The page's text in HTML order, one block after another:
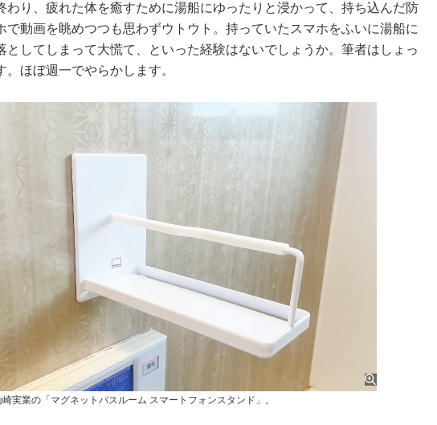
り、疲れた体を癒すために湯船にゆったりと浸かって、持ち込んだ防
で動画を眺めつつも思わずウトウト。持っていたスマホをふいに湯船に
としてしまって大慌て、といった経験はないでしょうか。筆者はしょっ
。ほぼ週一でやらかします。
崎実業の「マグネットバスルーム スマートフォンスタンド」。